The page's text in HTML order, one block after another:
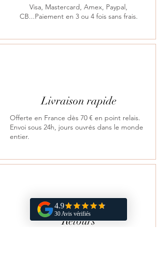
Visa, Mastercard, Amex, Paypal,
CB...Paiement en 3 ou 4 fois sans frais.
Livraison rapide
Offerte en France dès 70 € en point relais.
Envoi sous 24h, jours ouvrés dans le monde
entier.
Retours